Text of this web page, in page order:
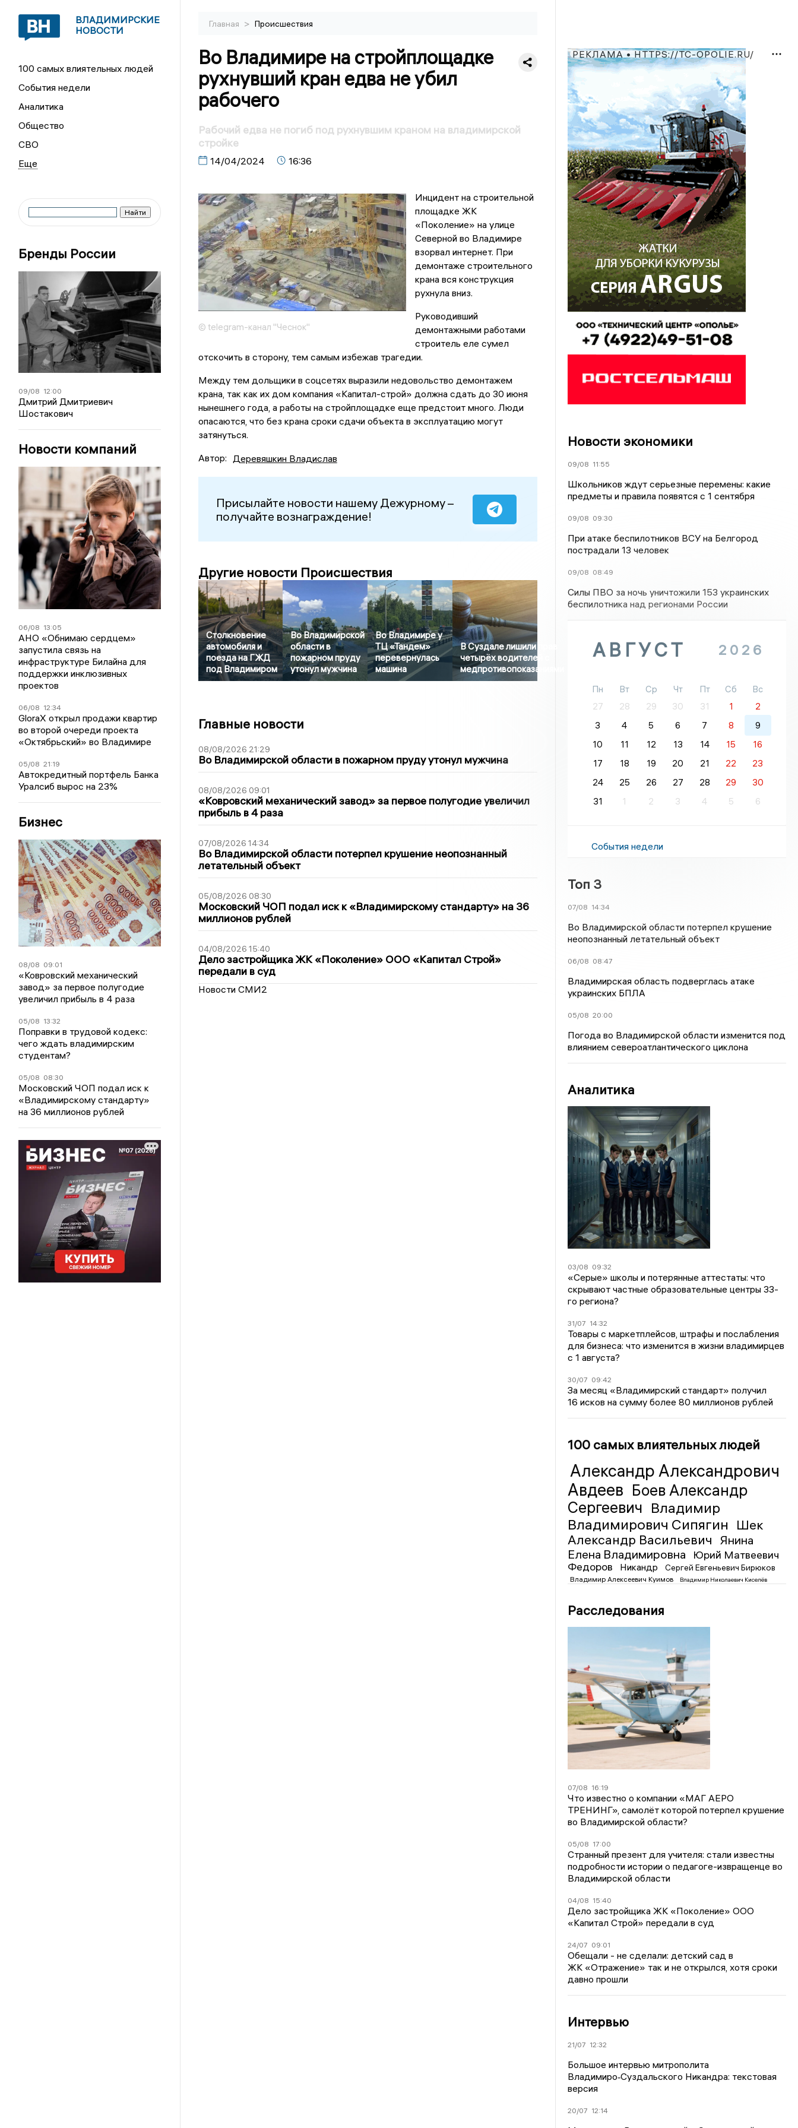
ВЛАДИМИРСКИЕ
НОВОСТИ
100 самых влиятельных людей
События недели
Аналитика
Общество
СВО
Бренды России
09/08 12:00
Дмитрий Дмитриевич
Шостакович
Новости компаний
06/08 13:05
АНО «Обнимаю сердцем»
запустила связь на
инфраструктуре Билайна для
поддержки инклюзивных
проектов
06/08 12:34
GloraX открыл продажи квартир
во второй очереди проекта
«Октябрьский» во Владимире
05/08 21:19
Автокредитный портфель Банка
Уралсиб вырос на 23%
Бизнес
08/08 09:01
«Ковровский механический
завод» за первое полугодие
увеличил прибыль в 4 раза
05/08 13:32
Поправки в трудовой кодекс:
чего ждать владимирским
студентам?
05/08 08:30
Московский ЧОП подал иск к
«Владимирскому стандарту»
на 36 миллионов рублей
Главная > Происшествия
Во Владимире на стройплощадке
рухнувший кран едва не убил
рабочего
Рабочий едва не погиб под рухнувшим краном на владимирской
стройке
14/04/2024 16:36
© telegram-канал "Чеснок"
Инцидент на строительной
площадке ЖК
«Поколение» на улице
Северной во Владимире
взорвал интернет. При
демонтаже строительного
крана вся конструкция
рухнула вниз.
Руководивший
демонтажными работами
строитель еле сумел
отскочить в сторону, тем самым избежав трагедии.
Между тем дольщики в соцсетях выразили недовольство демонтажем
крана, так как их дом компания «Капитал-строй» должна сдать до 30 июня
нынешнего года, а работы на стройплощадке еще предстоит много. Люди
опасаются, что без крана сроки сдачи объекта в эксплуатацию могут
затянуться.
Автор: Деревяшкин Владислав
Присылайте новости нашему Дежурному –
получайте вознаграждение!
Другие новости Происшествия
Столкновение
автомобиля и
поезда на ГЖД
под Владимиром
Во Владимирской
области в
пожарном пруду
утонул мужчина
Во Владимире у
ТЦ «Тандем»
перевернулась
машина
В Суздале лишили прав
четырёх водителей с
медпротивопоказаниями
Главные новости
08/08/2026 21:29
Во Владимирской области в пожарном пруду утонул мужчина
08/08/2026 09:01
«Ковровский механический завод» за первое полугодие увеличил
прибыль в 4 раза
07/08/2026 14:34
Во Владимирской области потерпел крушение неопознанный
летательный объект
05/08/2026 08:30
Московский ЧОП подал иск к «Владимирскому стандарту» на 36
миллионов рублей
04/08/2026 15:40
Дело застройщика ЖК «Поколение» ООО «Капитал Строй»
передали в суд
Новости СМИ2
РЕКЛАМА • HTTPS://TC-OPOLIE.RU/
Новости экономики
09/08 11:55
Школьников ждут серьезные перемены: какие
предметы и правила появятся с 1 сентября
09/08 09:30
При атаке беспилотников ВСУ на Белгород
пострадали 13 человек
09/08 08:49
Силы ПВО за ночь уничтожили 153 украинских
беспилотника над регионами России
АВГУСТ 2026
Пн Вт Ср Чт Пт Сб
Вс
27
28 29 30 31 1
2
3
4 5 6 7 8
9
10
11 12 13 14 15
16
17
18 19 20 21 22
23
24
25 26 27 28 29
30
31
1 2 3 4 5 6
События недели
Топ 3
07/08 14:34
Во Владимирской области потерпел крушение
неопознанный летательный объект
06/08 08:47
Владимирская область подверглась атаке
украинских БПЛА
05/08 20:00
Погода во Владимирской области изменится под
влиянием североатлантического циклона
Аналитика
03/08 09:32
«Серые» школы и потерянные аттестаты: что
скрывают частные образовательные центры 33-
го региона?
31/07 14:32
Товары с маркетплейсов, штрафы и послабления
для бизнеса: что изменится в жизни владимирцев
с 1 августа?
30/07 09:42
За месяц «Владимирский стандарт» получил
16 исков на сумму более 80 миллионов рублей
100 самых влиятельных людей
Александр Александрович
Авдеев Боев Александр
Сергеевич Владимир
Владимирович Сипягин Шек
Александр Васильевич
Янина
Елена Владимировна
Юрий Матвеевич
Федоров
Никандр Сергей Евгеньевич Бирюков
Владимир Алексеевич Куимов Владимир Николаевич Киселёв
Расследования
07/08 16:19
Что известно о компании «МАГ АЕРО
ТРЕНИНГ», самолёт которой потерпел крушение
во Владимирской области?
05/08 17:00
Странный презент для учителя: стали известны
подробности истории о педагоге-извращенце во
Владимирской области
04/08 15:40
Дело застройщика ЖК «Поколение» ООО
«Капитал Строй» передали в суд
24/07 09:01
Обещали - не сделали: детский сад в
ЖК «Отражение» так и не открылся, хотя сроки
давно прошли
Интервью
21/07 12:32
Большое интервью митрополита
Владимиро‑Суздальского Никандра: текстовая
версия
20/07 12:14